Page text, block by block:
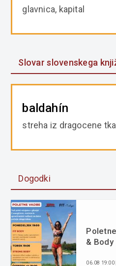
glavnica, kapital
Slovar slovenskega
baldahín
streha iz dragocene
Dogodki
& Body
06.08 19:00